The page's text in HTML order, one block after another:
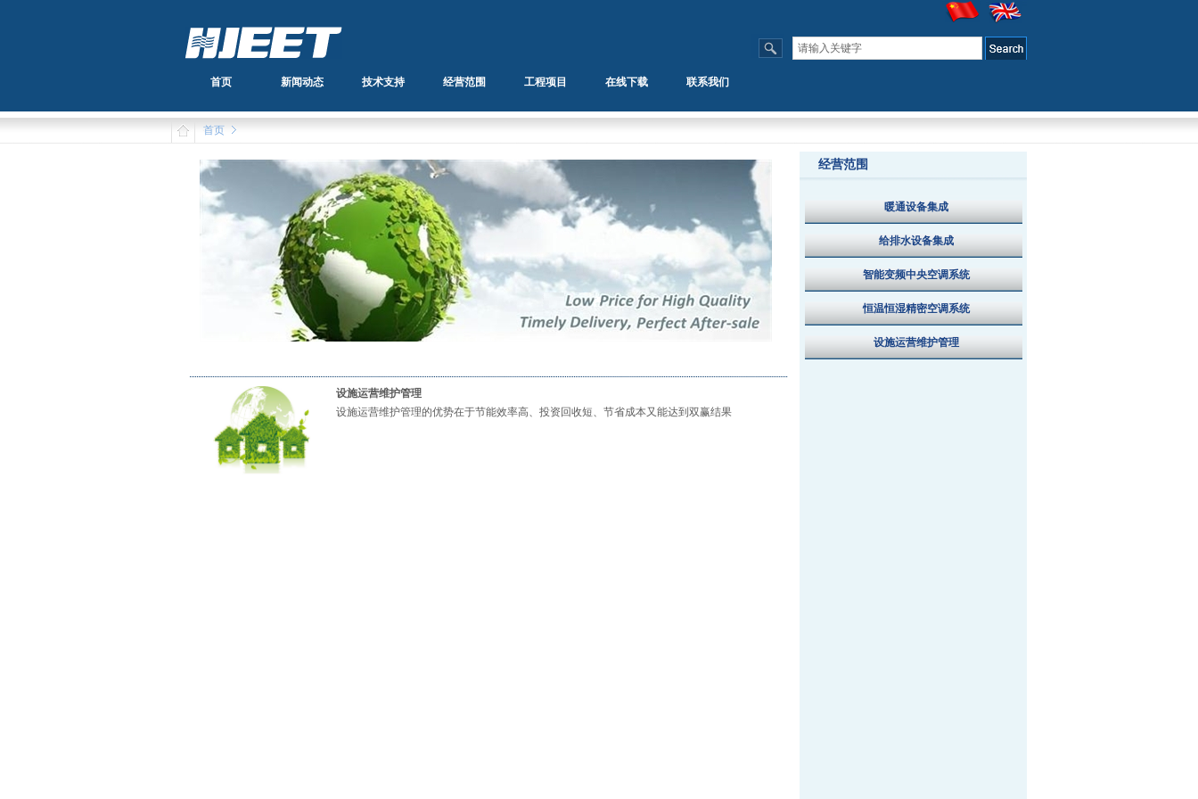
首页 新闻动态 技术支持 经营范围 工程项目 在线下载 联系我们
首页
经营范围
暖通设备集成
给排水设备集成
智能变频中央空调系统
恒温恒湿精密空调系统
设施运营维护管理
设施运营维护管理
设施运营维护管理的优势在于节能效率高、投资回收短、节省成本又能达到双赢结果